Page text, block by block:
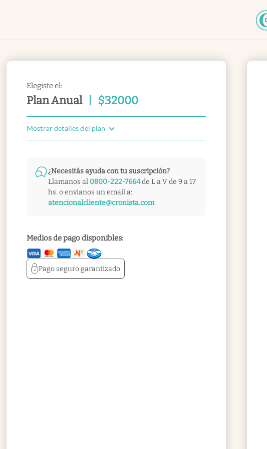
Elegiste el:
Plan Anual $32000
Mostrar detalles del plan
¿Necesitás ayuda con tu suscripción?
Llamanos al 0800-222-7664de L a V de 9 a 17
hs. o envianos un email a:
atencionalcliente@cronista.com
Medios de pago disponibles:
Pago segurogarantizado